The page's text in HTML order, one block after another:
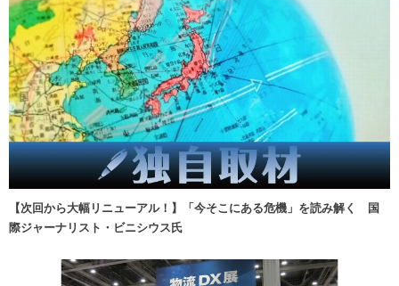
【次回から大幅リニューアル！】「今そこにある危機」を読み解く 国
際ジャーナリスト・ビニシウス氏